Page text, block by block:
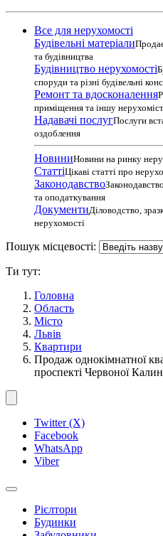
Все для нерухомості
Будівельні матеріали
та будівництва
Будівництво нерухомості
споруди та різні будівельні
Ремонт та вдосконалення
приміщення та іншу
Надавачі послугПослуги
оздоблення
НовиниНовини на ринку
СтаттіЦікаві статті про
Законодавство
та оподаткування
ДокументиДіловодство,
нерухомості
Пошук місцевості:
Ти тут:
Головна
Область
Місто
Львів
Квартири
Продаж однокімнатної
проспекті Червоної
Twitter (X)
Facebook
WhatsApp
Viber
Рієлтори
Будинки